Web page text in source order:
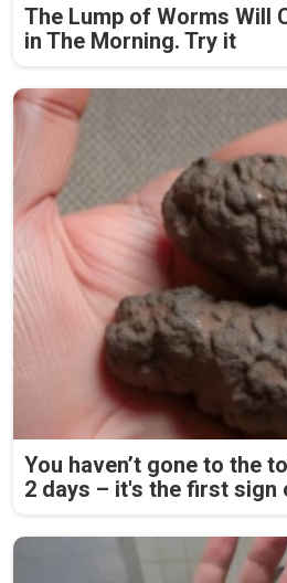
The Lump of Worms Will
in The Morning. Try it
You haven’t gone to the
2 days – it's the first sign